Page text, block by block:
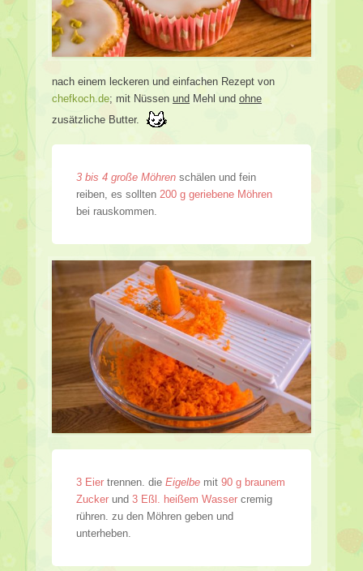
nach einem leckeren und einfachen Rezept von
chefkoch.de; mit Nüssen und Mehl und ohne
zusätzliche Butter.
3 bis 4 große Möhren schälen und fein
reiben, es sollten 200 g geriebene Möhren
bei rauskommen.
3 Eier trennen. die Eigelbe mit 90 g braunem
Zucker und 3 Eßl. heißem Wasser cremig
rühren. zu den Möhren geben und
unterheben.